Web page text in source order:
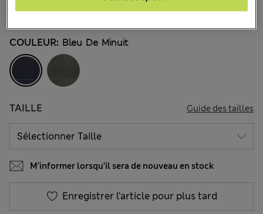
3 les commentaires reçus
COULEUR: Bleu De Minuit
TAILLE Guide des tailles
M’informer lorsqu’il sera de nouveau en stock
Enregistrer l’article pour plus tard